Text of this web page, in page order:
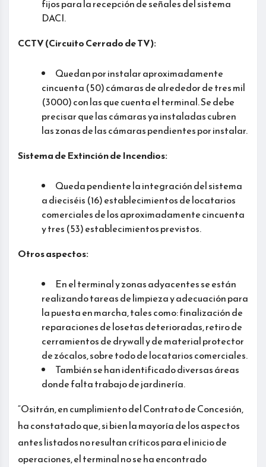
fijos para la recepción de señales del sistema
DACI.
CCTV (Circuito Cerrado de TV):
Quedan por instalar aproximadamente
cincuenta (50) cámaras de alrededor de tres mil
(3000) con las que cuenta el terminal. Se debe
precisar que las cámaras ya instaladas cubren
las zonas de las cámaras pendientes por instalar.
Sistema de Extinción de Incendios:
Queda pendiente la integración del sistema
a dieciséis (16) establecimientos de locatarios
comerciales de los aproximadamente cincuenta
y tres (53) establecimientos previstos.
Otros aspectos:
En el terminal y zonas adyacentes se están
realizando tareas de limpieza y adecuación para
la puesta en marcha, tales como: finalización de
reparaciones de losetas deterioradas, retiro de
cerramientos de drywall y de material protector
de zócalos, sobre todo de locatarios comerciales.
También se han identificado diversas áreas
donde falta trabajo de jardinería.
“Ositrán, en cumplimiento del Contrato de Concesión,
ha constatado que, si bien la mayoría de los aspectos
antes listados no resultan críticos para el inicio de
operaciones, el terminal no se ha encontrado